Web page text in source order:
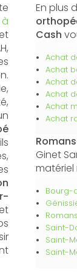
En plus
Cash
Achat
Achat
Achat
Achat
Achat
Achat
Ginet
matériel
Bourg-
Saint-
Saint-
Saint-